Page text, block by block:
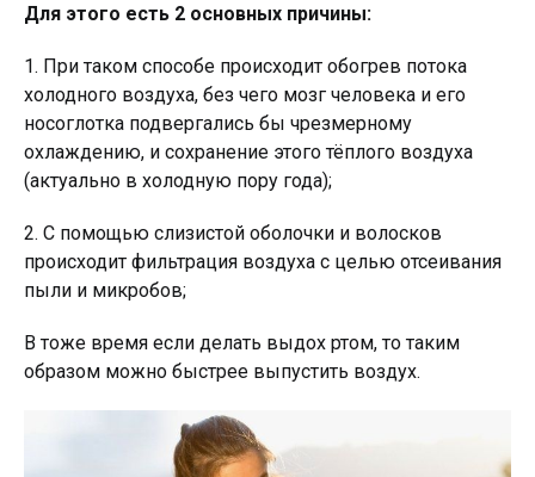
Для этого есть 2 основных причины:
1. При таком способе происходит обогрев потока
холодного воздуха, без чего мозг человека и его
носоглотка подвергались бы чрезмерному
охлаждению, и сохранение этого тёплого воздуха
(актуально в холодную пору года);
2. С помощью слизистой оболочки и волосков
происходит фильтрация воздуха с целью отсеивания
пыли и микробов;
В тоже время если делать выдох ртом, то таким
образом можно быстрее выпустить воздух.